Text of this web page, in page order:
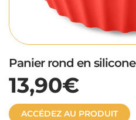
Panier rond en silicone
13,90€
ACCÉDEZ AU PRODUIT